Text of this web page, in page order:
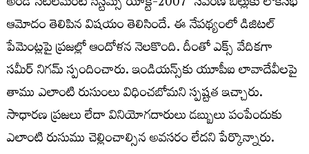
ఆమోదం తెలిపిన విషయం తెలిసిందే. ఈ నేపథ్యంలో డిజిటల్‌
పేమెంట్లపై ప్రజల్లో ఆందోళన నెలకొంది. దీంతో ఎక్స్‌ వేదికగా
సమీర్‌ నిగమ్‌ స్పందించారు. ఇండియన్స్‌కు యూపీఐ లావాదేవీలపై
తాము ఎలాంటి రుసుంలు విధించబోమని స్పష్టత ఇచ్చారు.
సాధారణ ప్రజలు లేదా వినియోగదారులు డబ్బులు పంపేందుకు
ఎలాంటి రుసుము చెల్లించాల్సిన అవసరం లేదని పేర్కొన్నారు.